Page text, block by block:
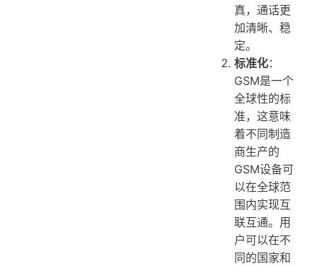
真，通话更
加清晰、稳
定。
标准化：
GSM是一个
全球性的标
准，这意味
着不同制造
商生产的
GSM设备可
以在全球范
围内实现互
联互通。用
户可以在不
同的国家和